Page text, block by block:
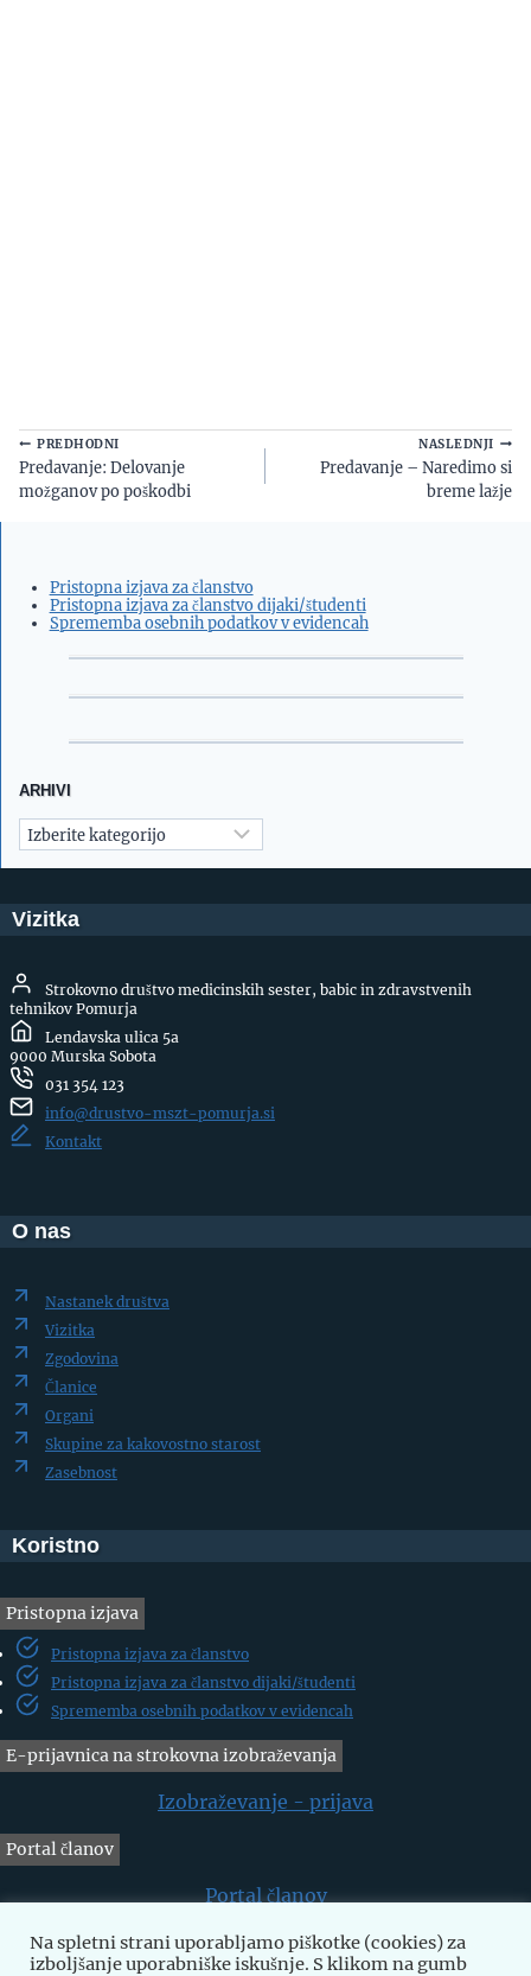
Navigacija
prispevka
PREDHODNI
Predavanje: Delovanje
možganov po poškodbi
NASLEDNJI
Predavanje – Naredimo si
breme lažje
Pristopna izjava za članstvo
Pristopna izjava za članstvo dijaki/študenti
Sprememba osebnih podatkov v evidencah
ARHIVI
Arhivi
Vizitka
Strokovno društvo medicinskih sester, babic in zdravstvenih
tehnikov Pomurja
Lendavska ulica 5a
9000 Murska Sobota
031 354 123
info@drustvo-mszt-pomurja.si
Kontakt
O nas
Nastanek društva
Vizitka
Zgodovina
Članice
Organi
Skupine za kakovostno starost
Zasebnost
Koristno
Pristopna izjava
Pristopna izjava za članstvo
Pristopna izjava za članstvo dijaki/študenti
Sprememba osebnih podatkov v evidencah
E-prijavnica na strokovna izobraževanja
Izobraževanje - prijava
Portal članov
Portal članov
Prošnja za dodelitev sredstev
Na spletni strani uporabljamo piškotke (cookies) za
izboljšanje uporabniške iskušnje. S klikom na gumb